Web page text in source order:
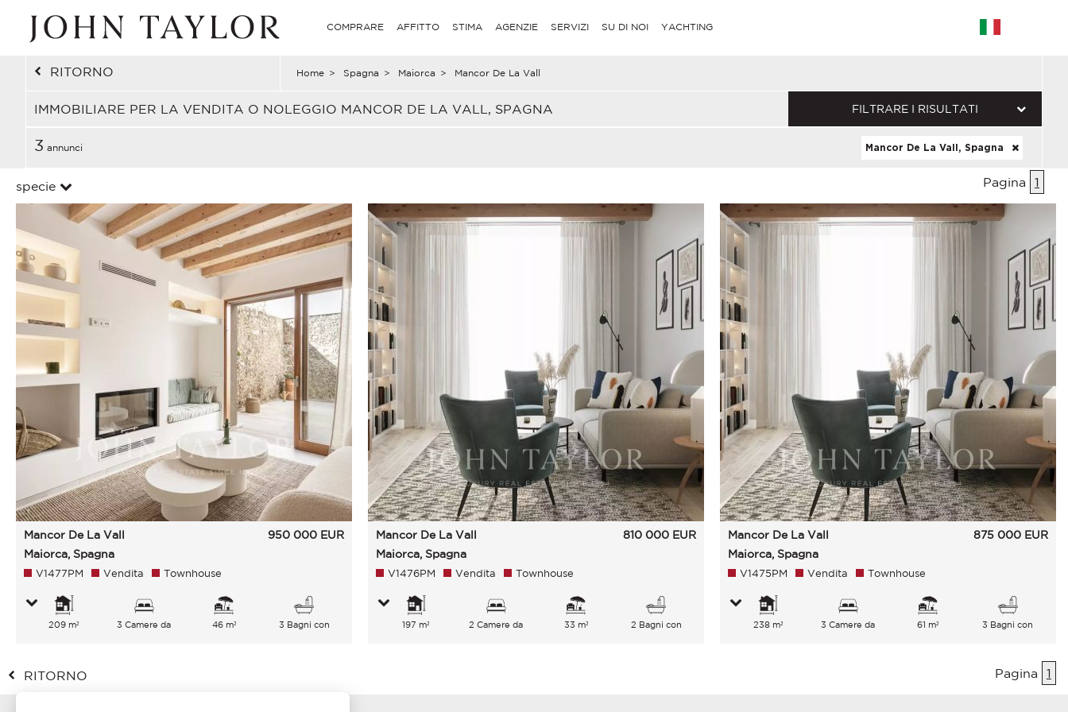
COMPRARE AFFITTO STIMA AGENZIE SERVIZI SU DI NOI YACHTING
RITORNO Home > Spagna > Maiorca > Mancor De La Vall
IMMOBILIARE PER LA VENDITA O NOLEGGIO MANCOR DE LA VALL, SPAGNA FILTRARE I RISULTATI
3 annunci Mancor De La Vall, Spagna
specie Pagina 1
Mancor De La Vall
Maiorca, Spagna
950 000 EUR
V1477PM Vendita Townhouse
209 m²
3 Camere da
46 m²
3 Bagni con
Mancor De La Vall
Maiorca, Spagna
810 000 EUR
V1476PM Vendita Townhouse
197 m²
2 Camere da
33 m²
2 Bagni con
Mancor De La Vall
Maiorca, Spagna
875 000 EUR
V1475PM Vendita Townhouse
238 m²
3 Camere da
61 m²
3 Bagni con
RITORNO Pagina 1